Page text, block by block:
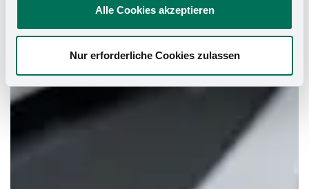
Alle Cookies akzeptieren
Nur erforderliche Cookies zulassen